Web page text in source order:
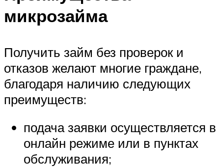
микрозайма
Получить займ без проверок и
отказов желают многие граждане,
благодаря наличию следующих
преимуществ:
подача заявки осуществляется в
онлайн режиме или в пунктах
обслуживания;